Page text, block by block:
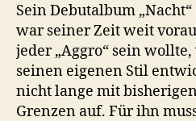
Sein Debutalbum „Nacht“
war seiner Zeit weit
jeder „Aggro“ sein
seinen eigenen Stil
nicht lange mit
Grenzen auf. Für ihn